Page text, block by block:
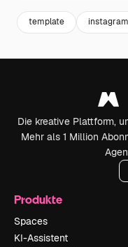
template
Die kreative Plattform,
Mehr als 1 Million
Produkte
Spaces
KI-Assistent